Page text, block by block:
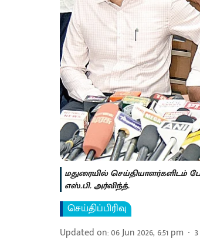
மதுரையில் செய்தியாளர்களிடம்
எஸ்.பி. அர்விந்த்.
செய்திப்பிரிவு
Updated on:06 Jun 2026, 6:51 pm 3